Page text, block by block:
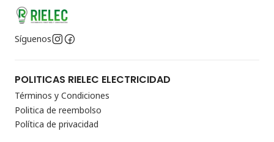
Síguenos
POLITICAS RIELEC ELECTRICIDAD
Términos y Condiciones
Politica de reembolso
Política de privacidad